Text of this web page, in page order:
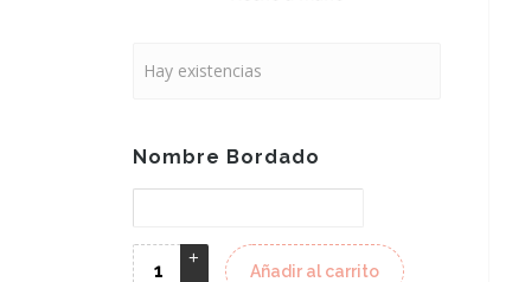
Hay existencias
Nombre Bordado
Añadir al carrito